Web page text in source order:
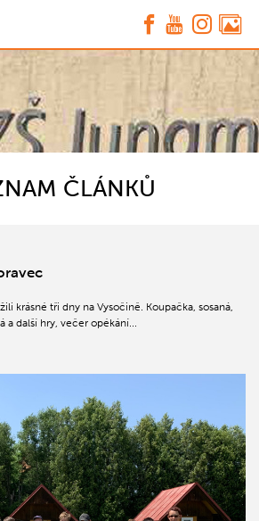
ČLÁNKŮ
krásné tři dny na Vysočině. Koupačka, sosaná,
a další hry, večer opékání...